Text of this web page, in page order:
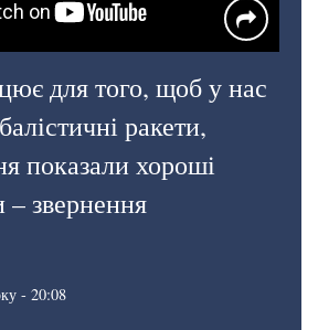
для того, щоб у нас
ракети,
показали хороші
– звернення
- 20:08